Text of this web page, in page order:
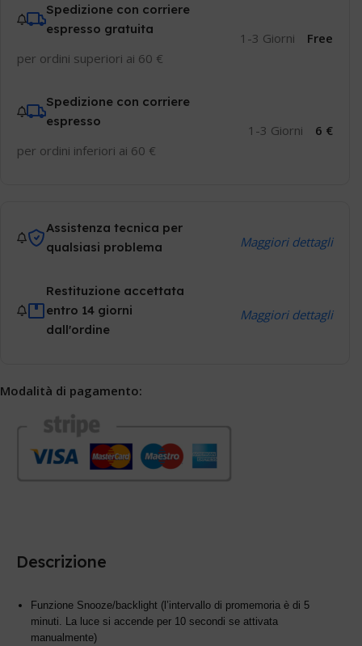
Spedizione con corriere
espresso gratuita
per ordini superiori ai 60 €
1-3 Giorni Free
Spedizione con corriere
espresso
per ordini inferiori ai 60 €
1-3 Giorni 6 €
Assistenza tecnica per
qualsiasi problema
Maggiori dettagli
Restituzione accettata
entro 14 giorni
dall'ordine
Maggiori dettagli
Modalità di pagamento:
Descrizione
Funzione Snooze/backlight (l’intervallo di promemoria è di 5
minuti. La luce si accende per 10 secondi se attivata
manualmente)